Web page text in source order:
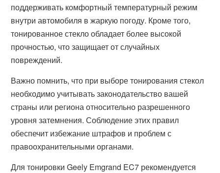
поддерживать комфортный температурный режим
внутри автомобиля в жаркую погоду. Кроме того,
тонированное стекло обладает более высокой
прочностью, что защищает от случайных
повреждений.
Важно помнить, что при выборе тонирования стекол
необходимо учитывать законодательство вашей
страны или региона относительно разрешенного
уровня затемнения. Соблюдение этих правил
обеспечит избежание штрафов и проблем с
правоохранительными органами.
Для тонировки Geely Emgrand EC7 рекомендуется